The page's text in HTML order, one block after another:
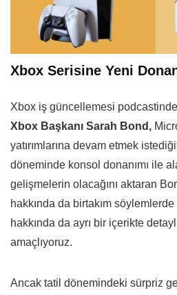
Xbox Serisine Yeni
Xbox iş güncellemesi
Xbox Başkanı Sarah Bond,
yatırımlarına devam etmek
döneminde konsol donanımı ile
gelişmelerin olacağını aktaran
hakkında da birtakım
hakkında da ayrı bir içerikte
amaçlıyoruz.
Ancak tatil dönemindeki sürpriz